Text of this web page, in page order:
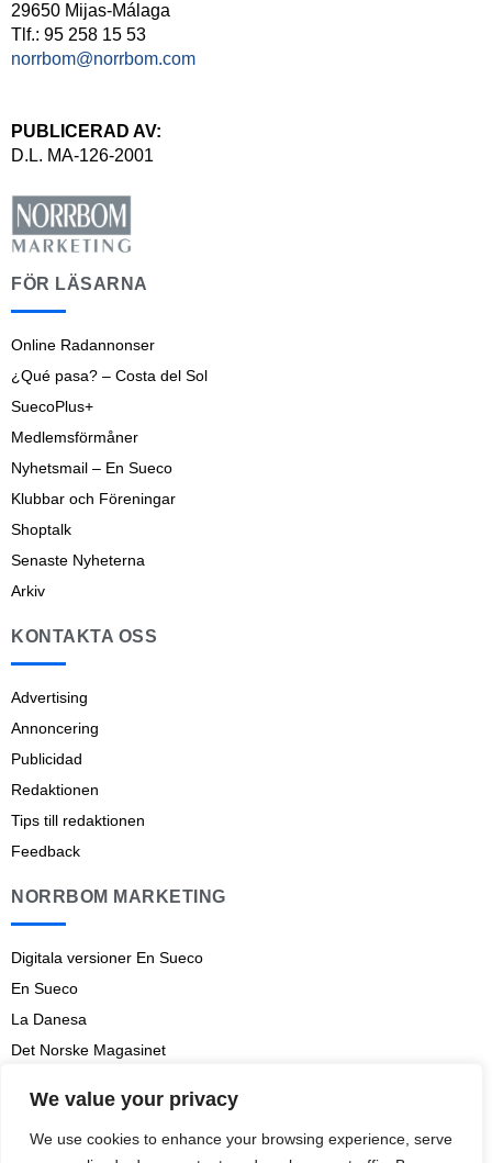
We value your privacy
We use cookies to enhance your browsing experience, serve
29650 Mijas-Málaga
Tlf.: 95 258 15 53
norrbom@norrbom.com
PUBLICERAD AV:
D.L. MA-126-2001
FÖR LÄSARNA
Online Radannonser
¿Qué pasa? – Costa del Sol
SuecoPlus+
Medlemsförmåner
Nyhetsmail – En Sueco
Klubbar och Föreningar
Shoptalk
Senaste Nyheterna
Arkiv
KONTAKTA OSS
Advertising
Annoncering
Publicidad
Redaktionen
Tips till redaktionen
Feedback
NORRBOM MARKETING
Digitala versioner En Sueco
En Sueco
La Danesa
Det Norske Magasinet
Aviso legal
Prenumerationsvillkor